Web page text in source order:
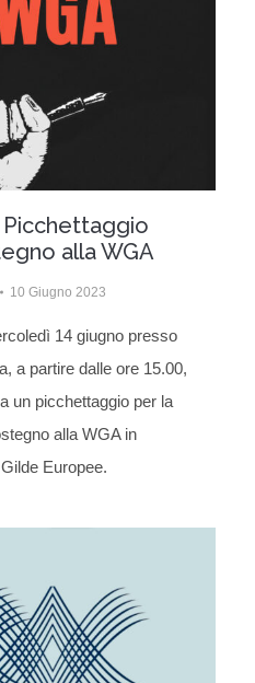
Picchettaggio
alla WGA
10 Giugno 2023
14 giugno presso
a partire dalle ore 15.00,
un picchettaggio per la
alla WGA in
Europee.